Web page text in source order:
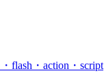
flash・action・script